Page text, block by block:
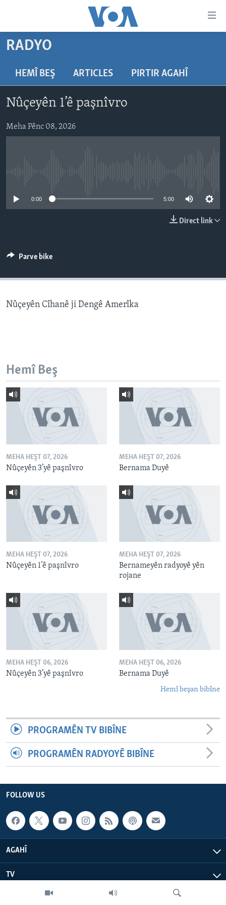
Yekser
here
naveroka
serekî
here
serekî
NÛÇE
FOTO GALERÎ
RADYO
AMERÎKA
TIRKÎYE
ROJHILATA NAVÎN
SERNIVÎS
Learning English
Zimanên Din
RADYO
HEMÎ BEŞ ARTICLES PIRTIR AGAHÎ
Nûçeyên 1’ê paşnîvro
Meha Pênc 08, 2026
0:00 5:00
Direct link
Parve bike
Nûçeyên Cîhanê ji Dengê Amerîka
Hemî Beş
MEHA HEŞT 07, 2026
Nûçeyên 3’yê paşnîvro
MEHA HEŞT 07, 2026
Bernama Duyê
MEHA HEŞT 07, 2026
Nûçeyên 1’ê paşnîvro
MEHA HEŞT 07, 2026
Bernameyên radyoyê yên
rojane
MEHA HEŞT 06, 2026
Nûçeyên 3’yê paşnîvro
MEHA HEŞT 06, 2026
Bernama Duyê
Hemî beşan bibîne
PROGRAMÊN TV BIBÎNE
PROGRAMÊN RADYOYÊ BIBÎNE
FOLLOW US
AGAHÎ
TV